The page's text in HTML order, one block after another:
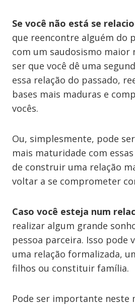
Se você não está se
que reencontre alguém do
com um saudosismo maior
ser que você dê uma
essa relação do passado,
bases mais maduras e
vocês.
Ou, simplesmente, pode
mais maturidade com
de construir uma relação
voltar a se comprometer
Caso você esteja num
realizar algum grande
pessoa parceira. Isso pode
uma relação formalizada,
filhos ou constituir família.
Pode ser importante neste